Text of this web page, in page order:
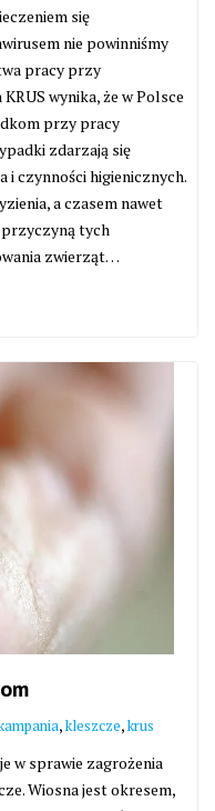
się
nie powinniśmy
pracy przy
wynika, że w Polsce
przy pracy
zdarzają się
i czynności higienicznych.
a czasem nawet
tych
zwierząt…
,kleszcze,krus
w sprawie zagrożenia
Wiosna jest okresem,